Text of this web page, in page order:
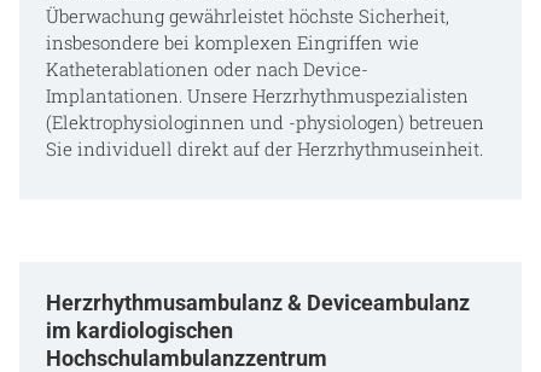
Überwachung gewährleistet höchste Sicherheit,
insbesondere bei komplexen Eingriffen wie
Katheterablationen oder nach Device-
Implantationen. Unsere Herzrhythmuspezialisten
(Elektrophysiologinnen und -physiologen) betreuen
Sie individuell direkt auf der Herzrhythmuseinheit.
Herzrhythmusambulanz & Deviceambulanz
im kardiologischen
Hochschulambulanzzentrum